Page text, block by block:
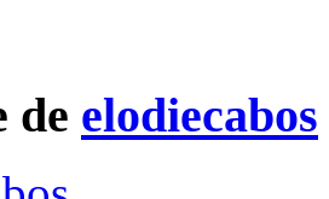
de elodiecabos